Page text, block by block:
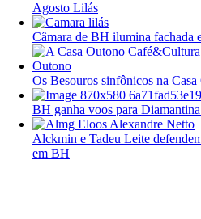
Agosto Lilás
Câmara de BH ilumina fachada
Os Besouros sinfônicos na
BH ganha voos para
Alckmin e Tadeu Leite
em BH